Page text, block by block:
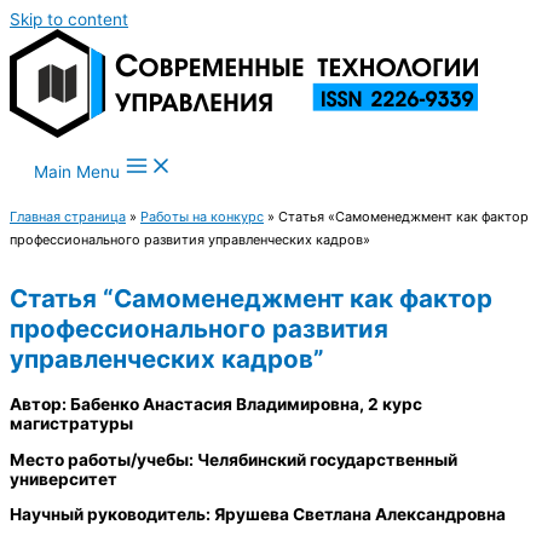
Skip to content
Main Menu
Главная страница » Работы на конкурс » Статья «Самоменеджмент как фактор
профессионального развития управленческих кадров»
Статья “Самоменеджмент как фактор
профессионального развития
управленческих кадров”
Автор: Бабенко Анастасия Владимировна, 2 курс
магистратуры
Место работы/учебы: Челябинский государственный
университет
Научный руководитель: Ярушева Светлана Александровна